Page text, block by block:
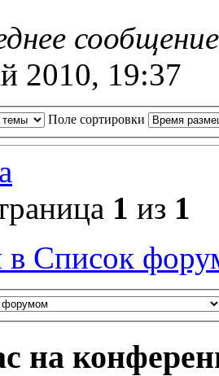
2010, 19:37
Поле сортировки
1 из 1
в Список
на